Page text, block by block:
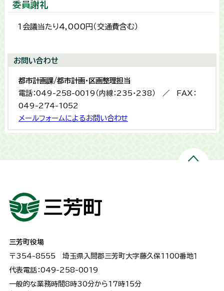
委員謝礼
1会議当たり4,000円（交通費含む）
お問い合わせ
都市計画課/都市計画・区画整理担当
電話：049-258-0019（内線：235・238） ／ FAX：
049-274-1052
メールフォームによるお問い合わせ
三芳町役場
〒354-8555 埼玉県入間郡三芳町大字藤久保1100番地１
代表電話：049-258-0019
一般的な業務時間8時30分から17時15分